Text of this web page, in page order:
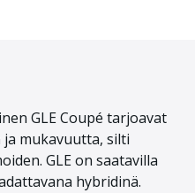
GLE Coupé tarjoavat
mukavuutta, silti
GLE on saatavilla
hybridinä.